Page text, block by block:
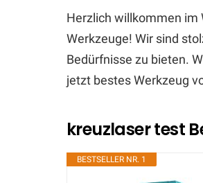
Herzlich willkommen im
Werkzeuge! Wir sind
Bedürfnisse zu bieten.
jetzt bestes Werkzeug
kreuzlaser test
BESTSELLER NR. 1